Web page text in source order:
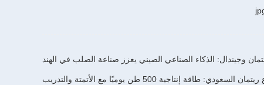
وجيندال: الذكاء الصناعي الصيني يعزز صناعة الصلب في الهند
طاقة إنتاجية 500 طن يوميًا مع الأتمتة والتدريب